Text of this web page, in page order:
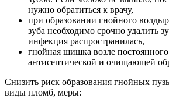
нужно обратиться к врачу,
при образовании гнойного
зуба необходимо срочно удалить
инфекция распространилась,
гнойная шишка возле постоянного
антисептической и очищающей
Снизить риск образования гнойных
виды пломб, меры: